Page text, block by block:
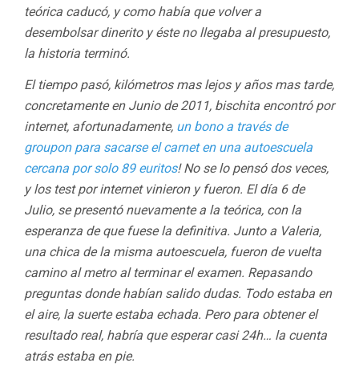
teórica caducó, y como había que volver a
desembolsar dinerito y éste no llegaba al presupuesto,
la historia terminó.
El tiempo pasó, kilómetros mas lejos y años mas tarde,
concretamente en Junio de 2011, bischita encontró por
internet, afortunadamente, un bono a través de
groupon para sacarse el carnet en una autoescuela
cercana por solo 89 euritos! No se lo pensó dos veces,
y los test por internet vinieron y fueron. El día 6 de
Julio, se presentó nuevamente a la teórica, con la
esperanza de que fuese la definitiva. Junto a Valeria,
una chica de la misma autoescuela, fueron de vuelta
camino al metro al terminar el examen. Repasando
preguntas donde habían salido dudas. Todo estaba en
el aire, la suerte estaba echada. Pero para obtener el
resultado real, habría que esperar casi 24h… la cuenta
atrás estaba en pie.